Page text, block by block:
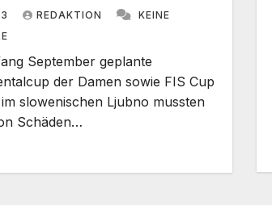
REDAKTION
KEINE
September geplante
der Damen sowie FIS Cup
slowenischen Ljubno mussten
Schäden…